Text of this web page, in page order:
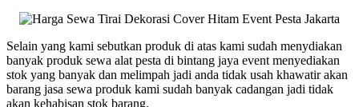
Selain yang kami sebutkan produk di atas kami sudah menydiakan
banyak produk sewa alat pesta di bintang jaya event menyediakan
stok yang banyak dan melimpah jadi anda tidak usah khawatir akan
barang jasa sewa produk kami sudah banyak cadangan jadi tidak
akan kehabisan stok barang.